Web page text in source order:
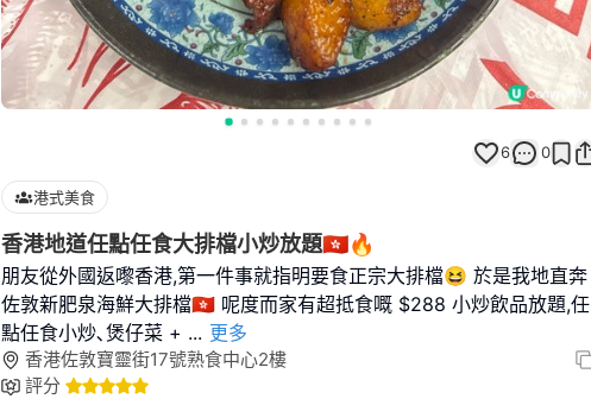
6 0
港式美食
香港地道任點任食大排檔小炒放題🇭🇰🔥
朋友從外國返嚟香港,第一件事就指明要食正宗大排檔😆 於是我地直奔
佐敦新肥泉海鮮大排檔🇭🇰 呢度而家有超抵食嘅 $288 小炒飲品放題,任
點任食小炒､煲仔菜 + ... 更多
香港佐敦寶靈街17號熟食中心2樓
評分